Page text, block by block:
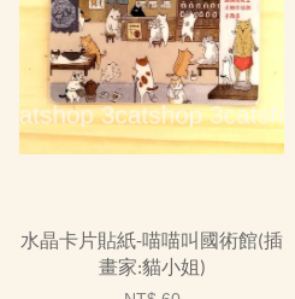
水晶卡片貼紙-喵喵叫國術館(插
畫家:貓小姐)